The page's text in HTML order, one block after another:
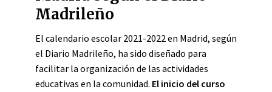
Madrileño
El calendario escolar 2021-2022 en Madrid, según
el Diario Madrileño, ha sido diseñado para
facilitar la organización de las actividades
educativas en la comunidad. El inicio del curso